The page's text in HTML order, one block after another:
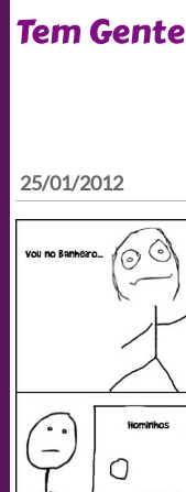
Tem Gente
25/01/2012